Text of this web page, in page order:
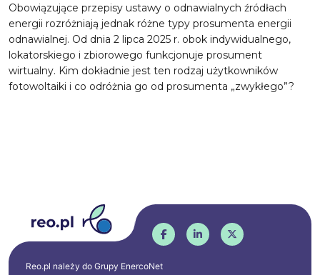
Obowiązujące przepisy ustawy o odnawialnych źródłach
energii rozróżniają jednak różne typy prosumenta energii
odnawialnej. Od dnia 2 lipca 2025 r. obok indywidualnego,
lokatorskiego i zbiorowego funkcjonuje prosument
wirtualny. Kim dokładnie jest ten rodzaj użytkowników
fotowoltaiki i co odróżnia go od prosumenta „zwykłego”?
Reo.pl należy do Grupy EnercoNet